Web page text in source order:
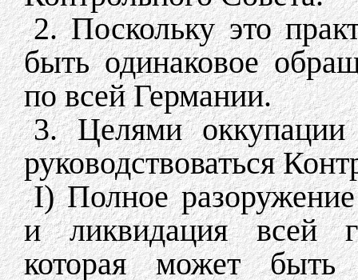
2. Поскольку это
быть одинаковое
по всей Германии.
3. Целями
руководствоваться
I) Полное
и ликвидация всей
которая может быть